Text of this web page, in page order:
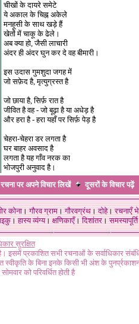
चीखों के दायरे समेटे
ये अकाल के चिह्न अकेले
मनहूसी के साथ खड़े हैं
खेतों में चाकू के ढेले।
अब क्या हो, जैसी लाचारी
अंदर ही अंदर घुन कर दे वह बीमारी।
इस उदास गुमशुदा जगह में
जो सफ़ेद है, मृत्युग्रस्त है
जो छाया है, सिर्फ़ रात है
जीवित है वह - जो बूढ़ा है या अधेड़ है
और हरा है - हरा यहाँ पर सिर्फ़ पेड़ है
चेहरा-चेहरा डर लगता है
घर बाहर अवसाद है
लगता है यह गाँव नरक का
भोजपुरी अनुवाद है।
पर अपने विचार लिखें
दूसरों के विचारपढ़ें
कोना।गौरव ग्राम।गौरवग्रंथ।दोहे।रचनाएँ
। हास्य व्यंग्य। क्षणिकाएँ। दिशांतर। समस्यापूर्ति
सुरक्षित
इसमें प्रकाशित सभी रचनाओं के सर्वाधिकार
के बिना इनके किसी भी अंश के
को परिवर्धित होती है